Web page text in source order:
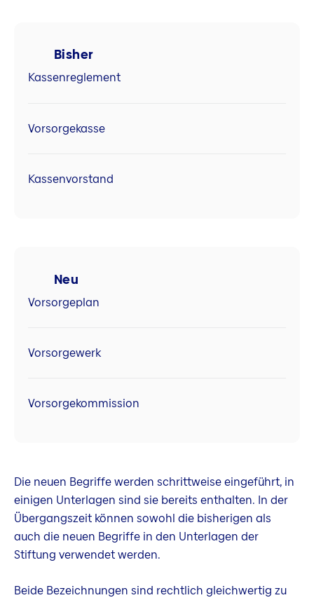
Bisher
Kassenreglement
Vorsorgekasse
Kassenvorstand
Neu
Vorsorgeplan
Vorsorgewerk
Vorsorgekommission
Die neuen Begriffe werden schrittweise eingeführt, in
einigen Unterlagen sind sie bereits enthalten. In der
Übergangszeit können sowohl die bisherigen als
auch die neuen Begriffe in den Unterlagen der
Stiftung verwendet werden.
Beide Bezeichnungen sind rechtlich gleichwertig zu